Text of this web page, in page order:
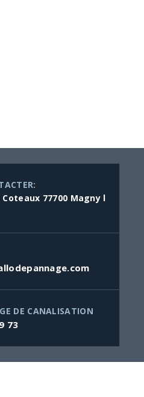
Coteaux 77700 Magny l
DE CANALISATION
73